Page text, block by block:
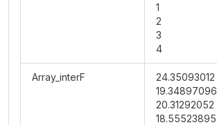
1
2
3
4
Array_interF
24.35093012
19.34897096
20.31292052
18.55523895